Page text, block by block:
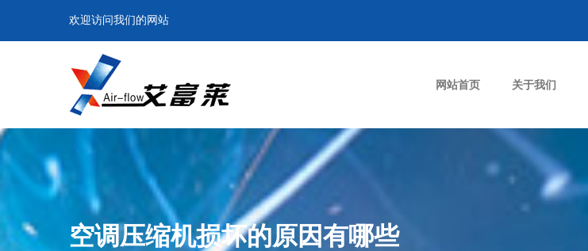
欢迎访问我们的网站
网站首页 关于我们
空调压缩机损坏的原因有哪些